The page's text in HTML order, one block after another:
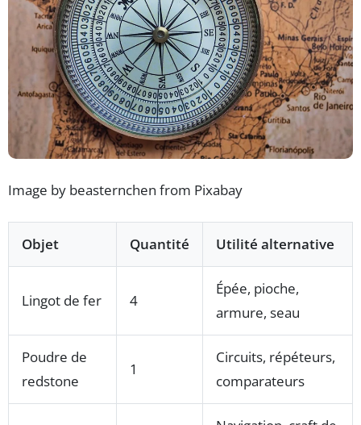
Image by beasternchen from Pixabay
Objet Quantité Utilité alternative
Lingot de fer 4
Épée, pioche,
armure, seau
Poudre de
redstone
1
Circuits, répéteurs,
comparateurs